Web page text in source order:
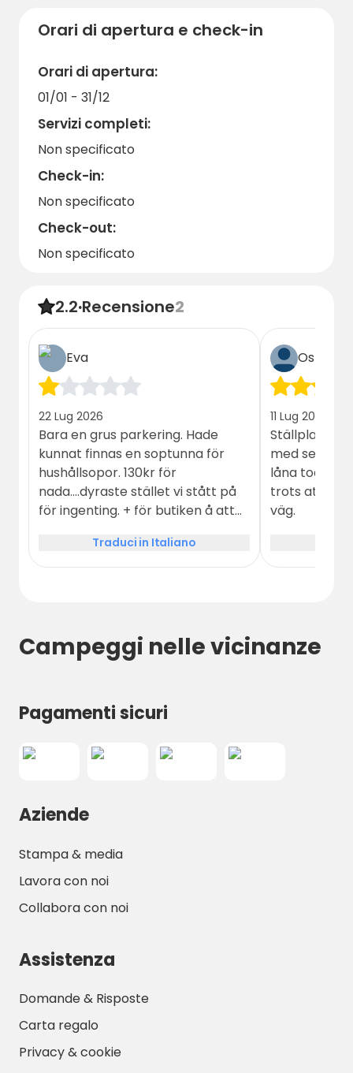
dimenticate di mettere in valigia la bicicletta
o le scarpe da trekking per esplorare i
della zona. Saremo lieti di darvi il benvenuto
allo Ställplats Norrsta Gård per un soggiorno
memorabile nel bel mezzo dello splendido
paesaggio svedese!
Orari di apertura e check-in
Orari di apertura:
01/01 - 31/12
Servizi completi:
Non specificato
Check-in:
Non specificato
Check-out:
Non specificato
2.2·Recensione2
Eva
22 Lug 2026
Bara en grus parkering. Hade
kunnat finnas en soptunna för
hushållsopor. 130kr för
nada....dyraste stället vi stått på
för ingenting. + för butiken å att
Traduci in Italiano
Ospite
11 Lug 2025
Ställplats
med
låna toalett.
trots att
väg.
Campeggi nelle vicinanze
Pagamenti sicuri
Aziende
Stampa & media
Lavora con noi
Collabora con noi
Assistenza
Domande & Risposte
Carta regalo
Privacy & cookie